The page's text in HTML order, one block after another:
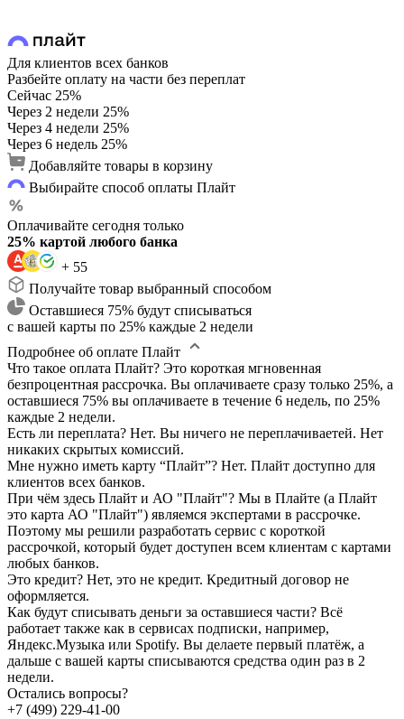
Для клиентов всех банков
Разбейте оплату на части без переплат
Сейчас 25%
Через 2 недели 25%
Через 4 недели 25%
Через 6 недель 25%
Добавляйте товары в корзину
Выбирайте способ оплаты Плайт
Оплачивайте сегодня только
25% картой любого банка
+ 55
Получайте товар выбранный способом
Оставшиеся 75% будут списываться
с вашей карты по 25% каждые 2 недели
Подробнее об оплате Плайт
Что такое оплата Плайт? Это короткая мгновенная
безпроцентная рассрочка. Вы оплачиваете сразу только 25%, а
оставшиеся 75% вы оплачиваете в течение 6 недель, по 25%
каждые 2 недели.
Есть ли переплата? Нет. Вы ничего не переплачиваетей. Нет
никаких скрытых комиссий.
Мне нужно иметь карту “Плайт”? Нет. Плайт доступно для
клиентов всех банков.
При чём здесь Плайт и АО "Плайт"? Мы в Плайте (а Плайт
это карта АО "Плайт") являемся экспертами в рассрочке.
Поэтому мы решили разработать сервис с короткой
рассрочкой, который будет доступен всем клиентам с картами
любых банков.
Это кредит? Нет, это не кредит. Кредитный договор не
оформляется.
Как будут списывать деньги за оставшиеся части? Всё
работает также как в сервисах подписки, например,
Яндекс.Музыка или Spotify. Вы делаете первый платёж, а
дальше с вашей карты списываются средства один раз в 2
недели.
Остались вопросы?
+7 (499) 229-41-00